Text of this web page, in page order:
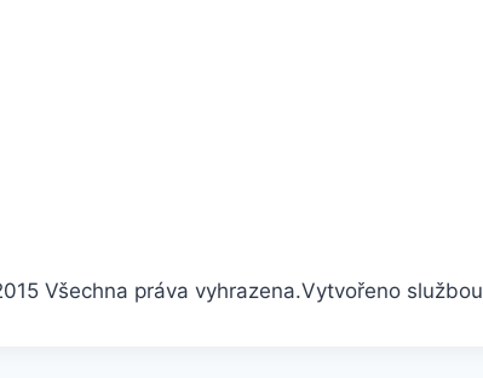
Všechna práva vyhrazena.Vytvořeno službou